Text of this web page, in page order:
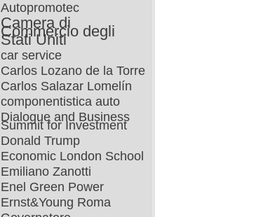
Autopromotec
Camera di
Commercio degli
Stati Uniti
car service
Carlos Lozano de la Torre
Carlos Salazar Lomelín
componentistica auto
Dialogue and Business
Summit for Investment
Donald Trump
Economic London School
Emiliano Zanotti
Enel Green Power
Ernst&Young Roma